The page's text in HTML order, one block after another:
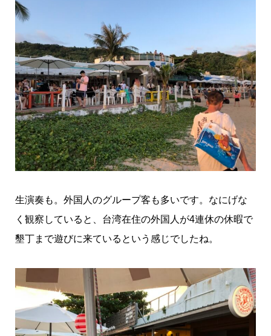
生演奏も。外国人のグループ客も多いです。なにげな
く観察していると、台湾在住の外国人が4連休の休暇で
墾丁まで遊びに来ているという感じでしたね。